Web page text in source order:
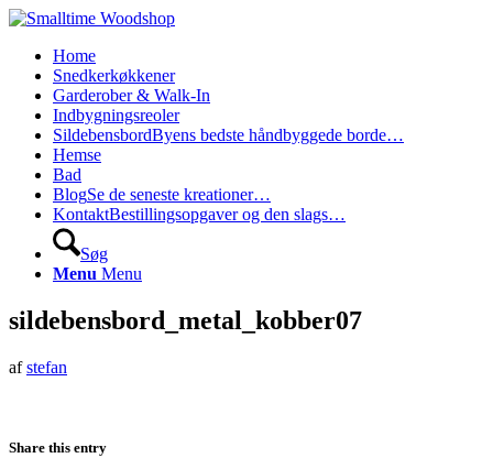
Home
Snedkerkøkkener
Garderober & Walk-In
Indbygningsreoler
SildebensbordByens bedste håndbyggede borde…
Hemse
Bad
BlogSe de seneste kreationer…
KontaktBestillingsopgaver og den slags…
Søg
Menu Menu
sildebensbord_metal_kobber07
afstefan
Share this entry